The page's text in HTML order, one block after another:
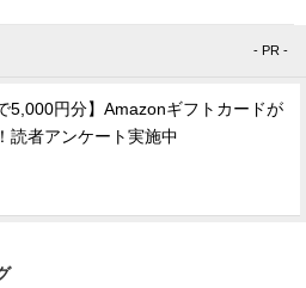
- PR -
5,000円分】Amazonギフトカードが
読者アンケート実施中